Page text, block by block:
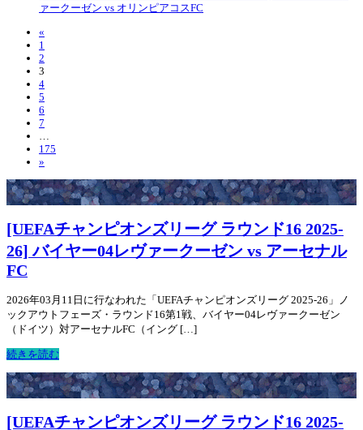
ァークーゼン vs オリンピアコスFC
«
1
2
3
4
5
6
7
175
»
[UEFAチャンピオンズリーグ ラウンド16 2025-
26] バイヤー04レヴァークーゼン vs アーセナル
FC
2026年03月11日に行なわれた「UEFAチャンピオンズリーグ 2025-26」ノ
ックアウトフェーズ・ラウンド16第1戦、バイヤー04レヴァークーゼン
（ドイツ）対アーセナルFC（イング […]
続きを読む
[UEFAチャンピオンズリーグ ラウンド16 2025-